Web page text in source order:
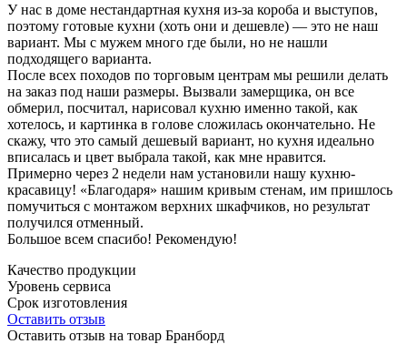
У нас в доме нестандартная кухня из-за короба и выступов,
поэтому готовые кухни (хоть они и дешевле) — это не наш
вариант. Мы с мужем много где были, но не нашли
подходящего варианта.
После всех походов по торговым центрам мы решили делать
на заказ под наши размеры. Вызвали замерщика, он все
обмерил, посчитал, нарисовал кухню именно такой, как
хотелось, и картинка в голове сложилась окончательно. Не
скажу, что это самый дешевый вариант, но кухня идеально
вписалась и цвет выбрала такой, как мне нравится.
Примерно через 2 недели нам установили нашу кухню-
красавицу! «Благодаря» нашим кривым стенам, им пришлось
помучиться с монтажом верхних шкафчиков, но результат
получился отменный.
Большое всем спасибо! Рекомендую!
Качество продукции
Уровень сервиса
Срок изготовления
Оставить отзыв
Оставить отзыв на товар Бранборд